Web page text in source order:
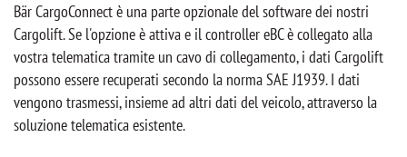
Bär CargoConnect è una parte opzionale del software dei nostri
Cargolift. Se l'opzione è attiva e il controller eBC è collegato alla
vostra telematica tramite un cavo di collegamento, i dati Cargolift
possono essere recuperati secondo la norma SAE J1939. I dati
vengono trasmessi, insieme ad altri dati del veicolo, attraverso la
soluzione telematica esistente.